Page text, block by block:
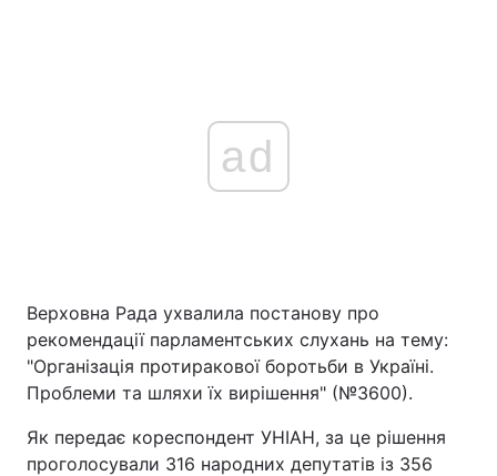
ad
Верховна Рада ухвалила постанову про
рекомендації парламентських слухань на тему:
"Організація протиракової боротьби в Україні.
Проблеми та шляхи їх вирішення" (№3600).
Як передає кореспондент УНІАН, за це рішення
проголосували 316 народних депутатів із 356